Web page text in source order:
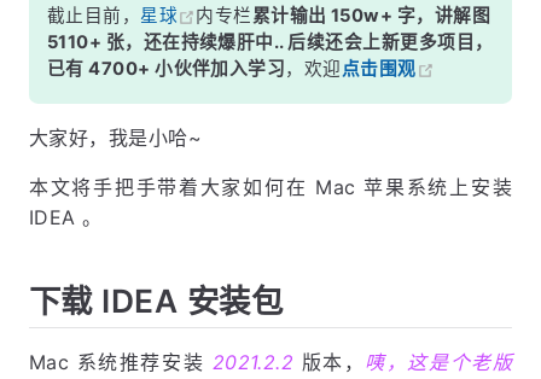
截止目前， 星球 内专栏累计输出 150w+ 字，讲解图
5110+ 张，还在持续爆肝中.. 后续还会上新更多项目，
已有 4700+ 小伙伴加入学习，欢迎点击围观
大家好，我是小哈~
本文将手把手带着大家如何在 Mac 苹果系统上安装
IDEA 。
下载 IDEA 安装包
Mac 系统推荐安装 2021.2.2 版本， 咦，这是个老版